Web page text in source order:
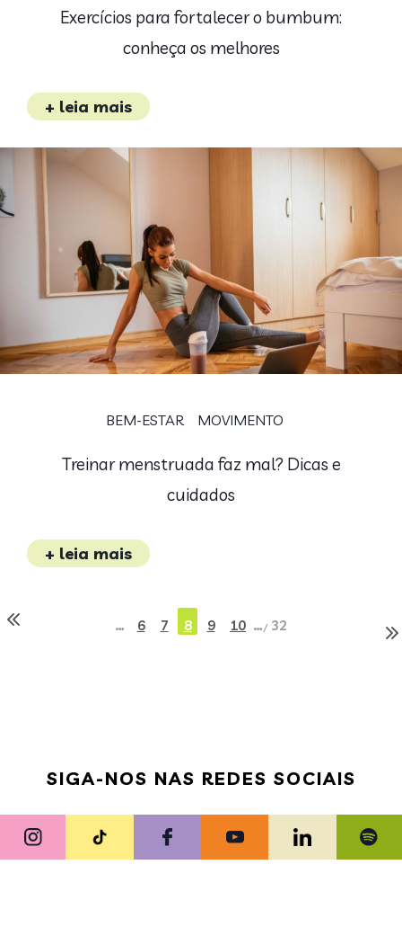
Exercícios para fortalecer o bumbum:
conheça os melhores
+ leia mais
BEM-ESTAR MOVIMENTO
Treinar menstruada faz mal? Dicas e
cuidados
+ leia mais
… 6 7 8 9 10 …/ 32
SIGA-NOS NAS REDES SOCIAIS